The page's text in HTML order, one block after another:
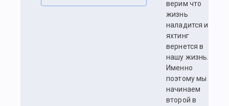
верим что
жизнь
наладится и
яхтинг
вернется в
нашу жизнь.
Именно
поэтому мы
начинаем
второй в